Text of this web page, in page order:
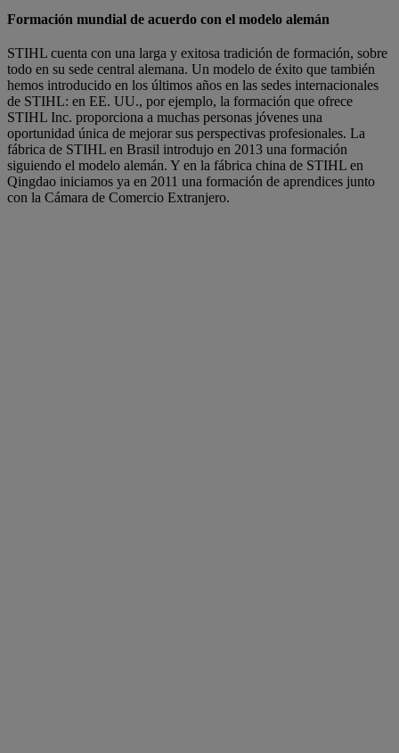
Formación mundial de acuerdo con el modelo alemán
STIHL cuenta con una larga y exitosa tradición de formación, sobre
todo en su sede central alemana. Un modelo de éxito que también
hemos introducido en los últimos años en las sedes internacionales
de STIHL: en EE. UU., por ejemplo, la formación que ofrece
STIHL Inc. proporciona a muchas personas jóvenes una
oportunidad única de mejorar sus perspectivas profesionales. La
fábrica de STIHL en Brasil introdujo en 2013 una formación
siguiendo el modelo alemán. Y en la fábrica china de STIHL en
Qingdao iniciamos ya en 2011 una formación de aprendices junto
con la Cámara de Comercio Extranjero.